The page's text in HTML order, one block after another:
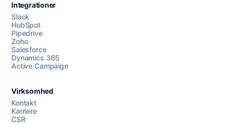
Chat med os
AI Campaign Assist
Integrationer
Slack
HubSpot
Pipedrive
Zoho
Salesforce
Dynamics 365
Active Campaign
Virksomhed
Kontakt
Karriere
CSR